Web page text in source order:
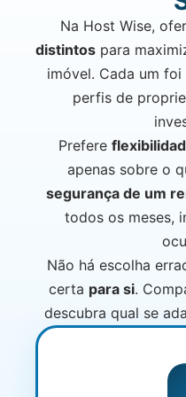
Na Host Wise,
distintos para
imóvel. Cada um foi
perfis de
Prefere
apenas sobre o
segurança de um
todos os meses,
Não há escolha
certa para si.
descubra qual se